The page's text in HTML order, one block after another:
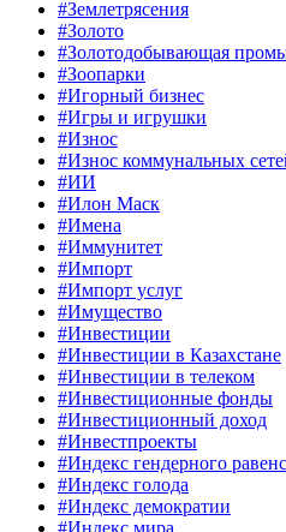
#Землетрясения
#Золото
#Золотодобывающая
#Зоопарки
#Игорный бизнес
#Игры и игрушки
#Износ
#Износ коммунальных
#ИИ
#Илон Маск
#Имена
#Иммунитет
#Импорт
#Импорт услуг
#Имущество
#Инвестиции
#Инвестиции в Казахстане
#Инвестиции в телеком
#Инвестиционные фонды
#Инвестиционный доход
#Инвестпроекты
#Индекс гендерного
#Индекс голода
#Индекс демократии